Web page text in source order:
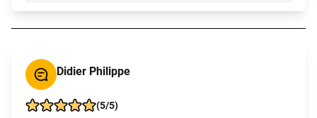
Didier Philippe
(5/5)